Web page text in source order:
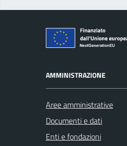
AMMINISTRAZIONE
Aree amministrative
Documenti e dati
Enti e fondazioni